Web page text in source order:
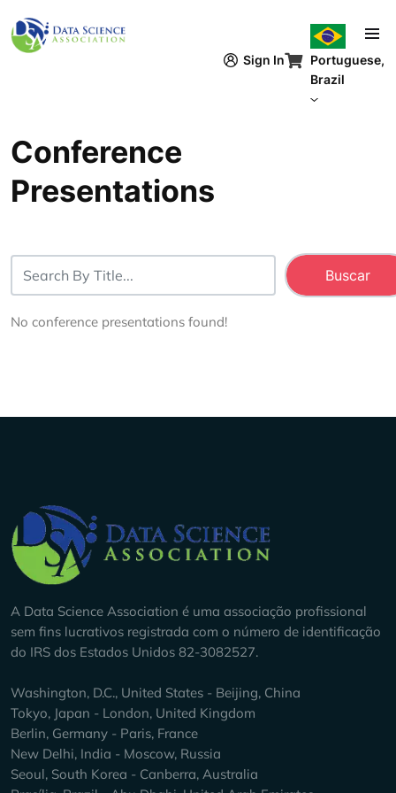
Sign In
Portuguese,
Brazil
Conference
Presentations
No conference presentations found!
Company Info
A Data Science Association é uma associação profissional
sem fins lucrativos registrada com o número de identificação
do IRS dos Estados Unidos 82-3082527.
Washington, D.C., United States - Beijing, China
Tokyo, Japan - London, United Kingdom
Berlin, Germany - Paris, France
New Delhi, India - Moscow, Russia
Seoul, South Korea - Canberra, Australia